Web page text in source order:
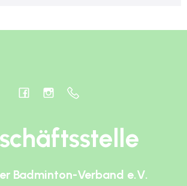
Badminton-Verband e.V.